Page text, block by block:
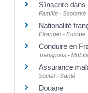
S'inscrire dans
Famille - Scolarité
Nationalité
Étranger - Europe
Conduire en
Transports -
Assurance
Social - Santé
Douane